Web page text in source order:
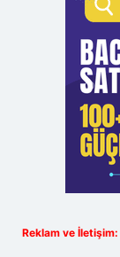
Reklam ve İletişim: